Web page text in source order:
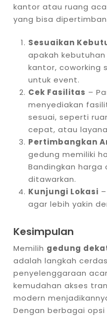
kantor atau ruang
yang bisa
Sesuaikan
apakah
kantor, coworking
untuk event.
Cek Fasilitas –
menyediakan
sesuai, seperti
cepat, atau
Pertimbangkan
gedung memiliki
Bandingkan
ditawarkan.
Kunjungi Lokasi
agar lebih yakin
Kesimpulan
Memilih gedung
adalah langkah
penyelenggaraan
kemudahan akses
modern
Dengan berbagai